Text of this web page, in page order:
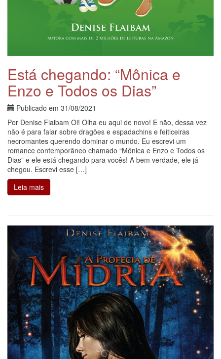
Está chegando: “Mônica e
Enzo e Todos os Dias”
Publicado em 31/08/2021
Por Denise Flaibam Oi! Olha eu aqui de novo! E não, dessa vez
não é para falar sobre dragões e espadachins e feiticeiras
necromantes querendo dominar o mundo. Eu escrevi um
romance contemporâneo chamado “Mônica e Enzo e Todos os
Dias” e ele está chegando para vocês! A bem verdade, ele já
chegou. Escrevi esse […]
Leia mais